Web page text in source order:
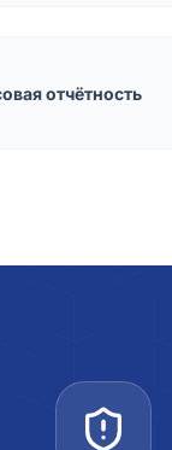
отчётность